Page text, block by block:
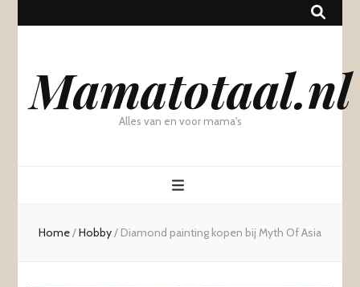
Mamatotaal.nl
Alles van en voor mama's
Home/Hobby/ Diamond painting kopen bij Myth Of Asia